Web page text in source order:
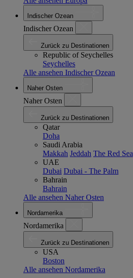
Indischer Ozean
Indischer Ozean
Zurück zu Destinationen
Republic of Seychelles
Seychelles
Alle ansehen Indischer Ozean
Naher Osten
Naher Osten
Zurück zu Destinationen
Qatar
Doha
Saudi Arabia
Makkah Jeddah The Red Sea
UAE
Dubai Dubai - The Palm
Bahrain
Bahrain
Alle ansehen Naher Osten
Nordamerika
Nordamerika
Zurück zu Destinationen
USA
Boston
Alle ansehen Nordamerika